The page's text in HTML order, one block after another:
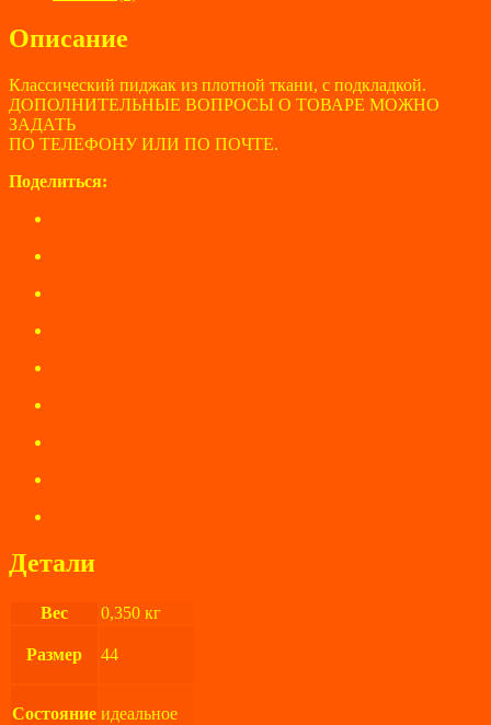
Описание
Классический пиджак из плотной ткани, с подкладкой.
ДОПОЛНИТЕЛЬНЫЕ ВОПРОСЫ О ТОВАРЕ МОЖНО
ЗАДАТЬ
ПО ТЕЛЕФОНУ ИЛИ ПО ПОЧТЕ.
Поделиться:
Детали
Вес 0,350 кг
Размер 44
Состояние идеальное